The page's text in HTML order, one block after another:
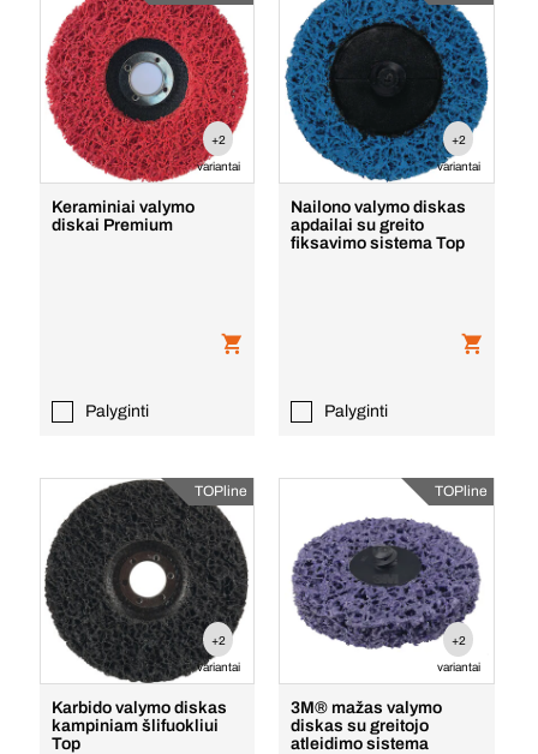
+2
variantai
Keraminiai valymo
diskai Premium
Palyginti
+2
variantai
Nailono valymo diskas
apdailai su greito
fiksavimo sistema Top
Palyginti
TOPline
+2
variantai
Karbido valymo diskas
kampiniam šlifuokliui
Top
TOPline
+2
variantai
3M® mažas valymo
diskas su greitojo
atleidimo sistema